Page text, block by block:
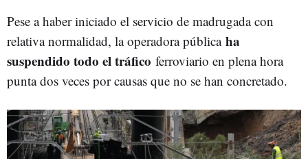
Pese a haber iniciado el servicio de madrugada con
relativa normalidad, la operadora pública ha
suspendido todo el tráfico ferroviario en plena hora
punta dos veces por causas que no se han concretado.